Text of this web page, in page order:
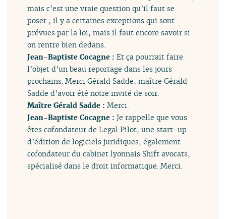
mais c’est une vraie question qu’il faut se
poser ; il y a certaines exceptions qui sont
prévues par la loi, mais il faut encore savoir si
on rentre bien dedans.
Jean-Baptiste Cocagne :Et ça pourrait faire
l’objet d’un beau reportage dans les jours
prochains. Merci Gérald Sadde, maître Gérald
Sadde d’avoir été notre invité de soir.
Maître Gérald Sadde :Merci.
Jean-Baptiste Cocagne :Je rappelle que vous
êtes cofondateur de Legal Pilot, une start-up
d’édition de logiciels juridiques, également
cofondateur du cabinet lyonnais Shift avocats,
spécialisé dans le droit informatique. Merci.